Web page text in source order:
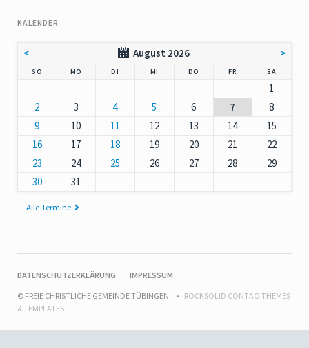
KALENDER
< August 2026 >
SO MO DI MI DO NNERSTAG
FR SAMSTAG
1
2
3 4 5 6 7
8
9
10 11 12 13 14
15
16
17 18 19 20 21
22
23
24 25 26 27 28
29
30
31
Alle Termine
NAVIGATION
DATENSCHUTZERKLÄRUNG
IMPRESSUM
© FREIE CHRISTLICHE GEMEINDE TÜBINGEN
ROCKSOLID CONTAO THEMES
& TEMPLATES